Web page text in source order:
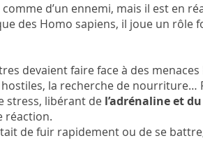
d’un ennemi, mais il est en
des Homo sapiens, il joue un rôle
devaient faire face à des
la recherche de nourriture…
stress, libérant de l’adrénaline et
réaction.
de fuir rapidement ou de se